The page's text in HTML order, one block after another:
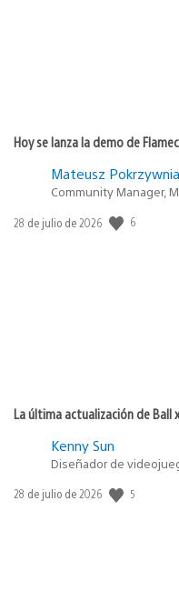
Hoy se lanza la demo de
Mateusz
Community Manager,
Fecha
28 de julio de 2026 6
La última actualización de
Kenny Sun
Diseñador de
Fecha
28 de julio de 2026 5